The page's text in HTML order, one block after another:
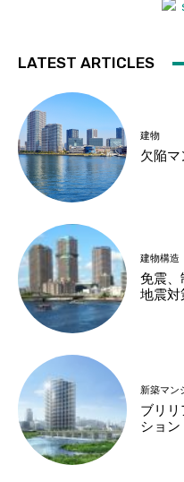
LATEST ARTICLES
建物
欠陥
建物構造
免震
地震対
新築マン
ブリ
ション